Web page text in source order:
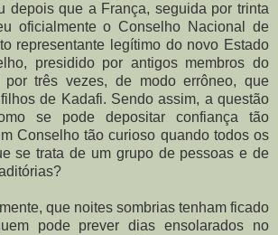
depois que a França, seguida por trinta
oficialmente o Conselho Nacional de
representante legítimo do novo Estado
presidido por antigos membros do
por três vezes, de modo errôneo, que
de Kadafi. Sendo assim, a questão
se pode depositar confiança tão
Conselho tão curioso quando todos os
se trata de um grupo de pessoas e de
que noites sombrias tenham ficado
pode prever dias ensolarados no